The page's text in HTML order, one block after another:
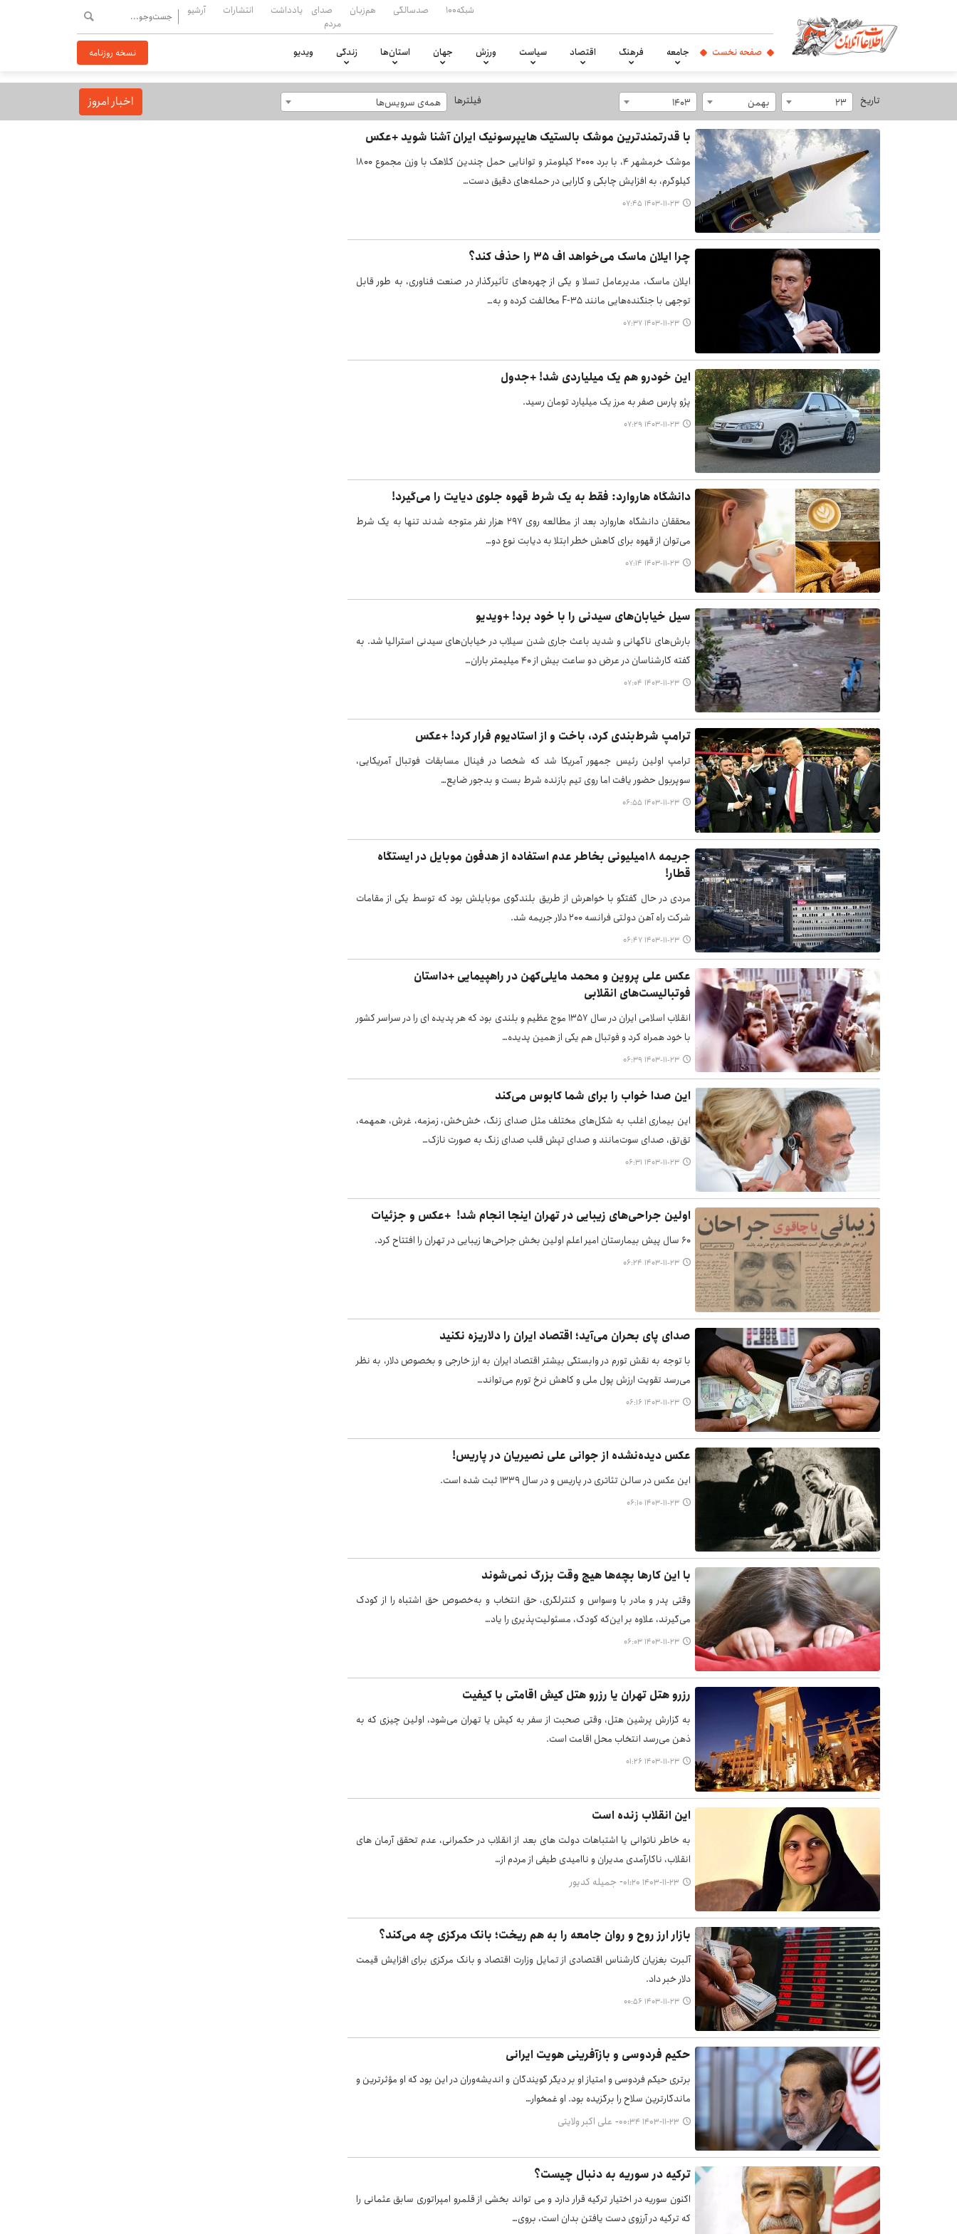
شبکه۱۰۰ صدسالگی هم‌زبان
صدای
مردم
یادداشت انتشارات آرشیو
صفحه نخست جامعه فرهنگ اقتصاد سیاست ورزش جهان استان‌ها زندگی ویدیو نسخه روزنامه
تاریخ 23 بهمن 1403 فیلترها همه‌ی سرویس‌ها اخبار امروز
با قدرتمندترین موشک بالستیک هایپرسونیک ایران آشنا شوید +عکس
موشک خرمشهر ۴، با برد ۲۰۰۰ کیلومتر و توانایی حمل چندین کلاهک با وزن مجموع ۱۸۰۰
کیلوگرم، به افزایش چابکی و کارایی در حمله‌های دقیق دست…
۱۴۰۳-۱۱-۲۳ ۰۷:۴۵
چرا ایلان ماسک می‌خواهد اف ۳۵ را حذف کند؟
ایلان ماسک، مدیرعامل تسلا و یکی از چهره‌های تأثیرگذار در صنعت فناوری، به طور قابل
توجهی با جنگنده‌هایی مانند F-35 مخالفت کرده و به…
۱۴۰۳-۱۱-۲۳ ۰۷:۳۷
این خودرو هم یک میلیاردی شد! +جدول
پژو پارس صفر به مرز یک میلیارد تومان رسید.
۱۴۰۳-۱۱-۲۳ ۰۷:۲۹
دانشگاه هاروارد: فقط به یک شرط قهوه جلوی دیایت را می‌گیرد!
محققان دانشگاه هاروارد بعد از مطالعه روی ۲۹۷ هزار نفر متوجه شدند تنها به یک شرط
می‌توان از قهوه برای کاهش خطر ابتلا به دیابت نوع دو…
۱۴۰۳-۱۱-۲۳ ۰۷:۱۴
سیل خیابان‌های سیدنی را با خود برد! +ویدیو
بارش‌های ناگهانی و شدید باعث جاری شدن سیلاب در خیابان‌های سیدنی استرالیا شد. به
گفته کارشناسان در عرض دو ساعت بیش از ۴۰ میلیمتر باران…
۱۴۰۳-۱۱-۲۳ ۰۷:۰۴
ترامپ شرط‌بندی کرد، باخت و از استادیوم فرار کرد! +عکس
ترامپ اولین رئیس جمهور آمریکا شد که شخصا در فینال مسابقات فوتبال آمریکایی،
سوپربول حضور یافت اما روی تیم بازنده شرط بست و بدجور ضایع…
۱۴۰۳-۱۱-۲۳ ۰۶:۵۵
جریمه ۱۸میلیونی بخاطر عدم استفاده از هدفون موبایل در ایستگاه
قطار!
مردی در حال گفتگو با خواهرش از طریق بلندگوی موبایلش بود که توسط یکی از مقامات
شرکت راه آهن دولتی فرانسه ۲۰۰ دلار جریمه شد.
۱۴۰۳-۱۱-۲۳ ۰۶:۴۷
عکس علی پروین و محمد مایلی‌کهن در راهپیمایی +داستان
فوتبالیست‌های انقلابی
انقلاب اسلامی ایران در سال ۱۳۵۷ موج عظیم و بلندی بود که هر پدیده ای را در سراسر کشور
با خود همراه کرد و فوتبال هم یکی از همین پدیده…
۱۴۰۳-۱۱-۲۳ ۰۶:۳۹
این صدا خواب را برای شما کابوس می‌کند
این بیماری اغلب به شکل‌های مختلف مثل صدای زنگ، خش‌خش، زمزمه، غرش، همهمه،
تق‌تق، صدای سوت‌مانند و صدای تپش قلب صدای زنگ به صورت نازک…
۱۴۰۳-۱۱-۲۳ ۰۶:۳۱
اولین جراحی‌های زیبایی در تهران اینجا انجام شد! +عکس و جزئیات
۶۰ سال پیش بیمارستان امیر اعلم اولین بخش جراحی‌ها زیبایی در تهران را افتتاح کرد.
۱۴۰۳-۱۱-۲۳ ۰۶:۲۴
صدای پای بحران می‌آید؛ اقتصاد ایران را دلاریزه نکنید
با توجه به نقش تورم در وابستگی بیشتر اقتصاد ایران به ارز خارجی و بخصوص دلار، به نظر
می‌رسد تقویت ارزش پول ملی و کاهش نرخ تورم می‌تواند…
۱۴۰۳-۱۱-۲۳ ۰۶:۱۶
عکس دیده‌نشده از جوانی علی نصیریان در پاریس!
این عکس در سالن تئاتری در پاریس و در سال ۱۳۳۹ ثبت شده است.
۱۴۰۳-۱۱-۲۳ ۰۶:۱۰
با این کارها بچه‌ها هیچ وقت بزرگ نمی‌شوند
وقتی پدر و مادر با وسواس و کنترلگری، حق انتخاب و به‌خصوص حق اشتباه را از کودک
می‌گیرند، علاوه بر این‌که کودک، مسئولیت‌پذیری را یاد…
۱۴۰۳-۱۱-۲۳ ۰۶:۰۳
رزرو هتل تهران یا رزرو هتل کیش اقامتی با کیفیت
به گزارش پرشین هتل، وقتی صحبت از سفر به کیش یا تهران می‌شود، اولین چیزی که به
ذهن می‌رسد انتخاب محل اقامت است.
۱۴۰۳-۱۱-۲۳ ۰۱:۲۶
این انقلاب زنده است
به خاطر ناتوانی یا اشتباهات دولت های بعد از انقلاب در حکمرانی، عدم تحقق آرمان های
انقلاب، ناکارآمدی مدیران و ناامیدی طیفی از مردم از…
۱۴۰۳-۱۱-۲۳ ۰۱:۲۰ جمیله کدیور
بازار ارز روح و روان جامعه را به هم ریخت؛ بانک مرکزی چه می‌کند؟
آلبرت بغزیان کارشناس اقتصادی از تمایل وزارت اقتصاد و بانک مرکزی برای افزایش قیمت
دلار خبر داد.
۱۴۰۳-۱۱-۲۳ ۰۰:۵۶
حکیم فردوسی و بازآفرینی هویت ایرانی
برتری حیکم فردوسی و امتیاز او بر دیگر گویندگان و اندیشه‌وران در این بود که او مؤثرترین و
ماندگارترین سلاح را برگزیده بود. او غمخوار…
۱۴۰۳-۱۱-۲۳ ۰۰:۳۴ علی اکبر ولایتی
ترکیه در سوریه به دنبال چیست؟
اکنون سوریه در اختیار ترکیه قرار دارد و می تواند بخشی از قلمرو امپراتوری سابق عثمانی را
که ترکیه در آرزوی دست یافتن بدان است، بروی…